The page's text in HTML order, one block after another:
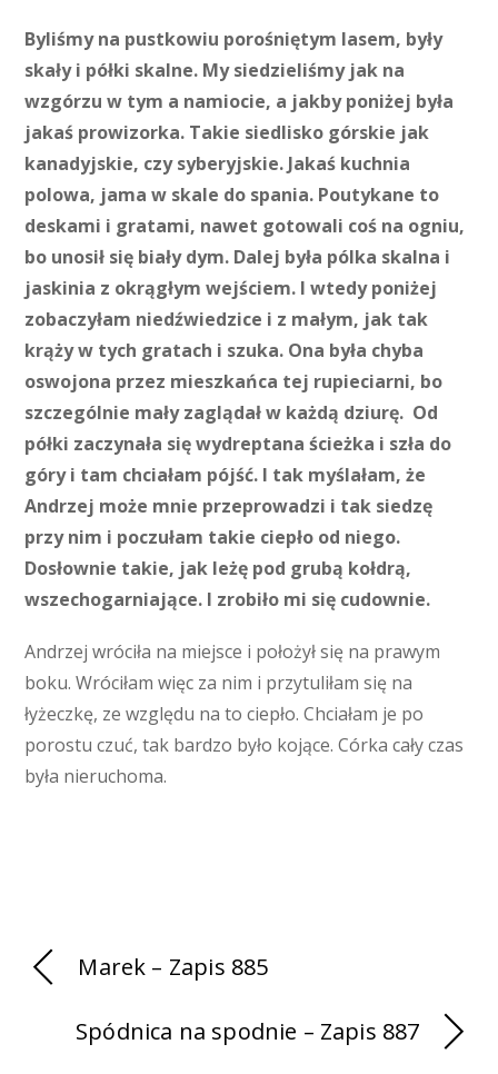
Byliśmy na pustkowiu porośniętym lasem, były
skały i półki skalne. My siedzieliśmy jak na
wzgórzu w tym a namiocie, a jakby poniżej była
jakaś prowizorka. Takie siedlisko górskie jak
kanadyjskie, czy syberyjskie. Jakaś kuchnia
polowa, jama w skale do spania. Poutykane to
deskami i gratami, nawet gotowali coś na ogniu,
bo unosił się biały dym. Dalej była pólka skalna i
jaskinia z okrągłym wejściem. I wtedy poniżej
zobaczyłam niedźwiedzice i z małym, jak tak
krąży w tych gratach i szuka. Ona była chyba
oswojona przez mieszkańca tej rupieciarni, bo
szczególnie mały zaglądał w każdą dziurę. Od
półki zaczynała się wydreptana ścieżka i szła do
góry i tam chciałam pójść. I tak myślałam, że
Andrzej może mnie przeprowadzi i tak siedzę
przy nim i poczułam takie ciepło od niego.
Dosłownie takie, jak leżę pod grubą kołdrą,
wszechogarniające. I zrobiło mi się cudownie.
Andrzej wróciła na miejsce i położył się na prawym
boku. Wróciłam więc za nim i przytuliłam się na
łyżeczkę, ze względu na to ciepło. Chciałam je po
porostu czuć, tak bardzo było kojące. Córka cały czas
była nieruchoma.
Marek – Zapis 885
Spódnica na spodnie – Zapis 887